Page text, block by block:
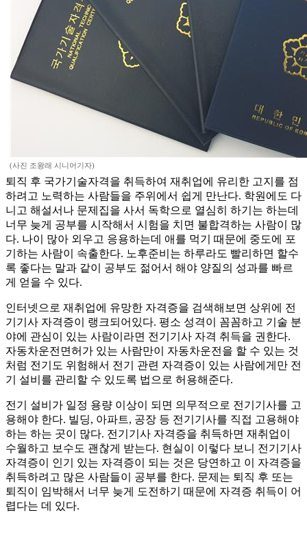
(사진 조왕래 시니어기자)
퇴직 후 국가기술자격을 취득하여 재취업에 유리한 고지를 점
하려고 노력하는 사람들을 주위에서 쉽게 만난다. 학원에도 다
니고 해설서나 문제집을 사서 독학으로 열심히 하기는 하는데
너무 늦게 공부를 시작해서 시험을 치면 불합격하는 사람이 많
다. 나이 많아 외우고 응용하는데 애를 먹기 때문에 중도에 포
기하는 사람이 속출한다. 노후준비는 하루라도 빨리하면 할수
록 좋다는 말과 같이 공부도 젊어서 해야 양질의 성과를 빠르
게 얻을 수 있다.
인터넷으로 재취업에 유망한 자격증을 검색해보면 상위에 전
기기사 자격증이 랭크되어있다. 평소 성격이 꼼꼼하고 기술 분
야에 관심이 있는 사람이라면 전기기사 자격 취득을 권한다.
자동차운전면허가 있는 사람만이 자동차운전을 할 수 있는 것
처럼 전기도 위험해서 전기 관련 자격증이 있는 사람에게만 전
기 설비를 관리할 수 있도록 법으로 허용해준다.
전기 설비가 일정 용량 이상이 되면 의무적으로 전기기사를 고
용해야 한다. 빌딩, 아파트, 공장 등 전기기사를 직접 고용해야
하는 하는 곳이 많다. 전기기사 자격증을 취득하면 재취업이
수월하고 보수도 괜찮게 받는다. 현실이 이렇다 보니 전기기사
자격증이 인기 있는 자격증이 되는 것은 당연하고 이 자격증을
취득하려고 많은 사람들이 공부를 한다. 문제는 퇴직 후 또는
퇴직이 임박해서 너무 늦게 도전하기 때문에 자격증 취득이 어
렵다는 데 있다.